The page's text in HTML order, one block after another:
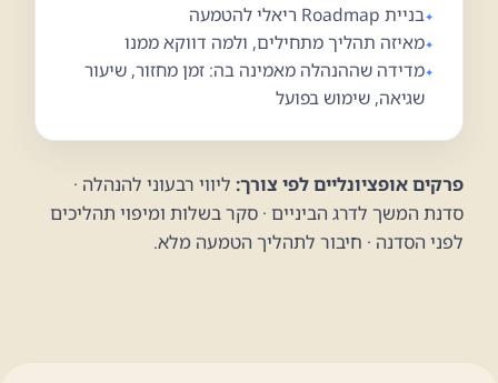
03
בניית Roadmap ריאלי להטמעה
מאיזה תהליך מתחילים, ולמה דווקא ממנו
מדידה שההנהלה מאמינה בה: זמן מחזור, שיעור
שגיאה, שימוש בפועל
פרקים אופציונליים לפי צורך: ליווי רבעוני להנהלה ·
סדנת המשך לדרג הביניים · סקר בשלות ומיפוי תהליכים
לפני הסדנה · חיבור לתהליך הטמעה מלא.